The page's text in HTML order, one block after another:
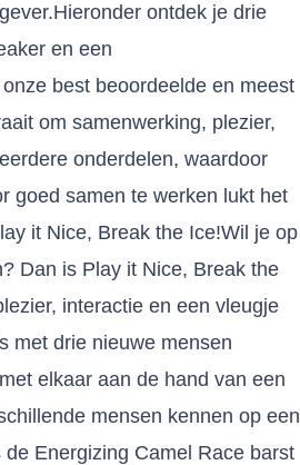
ontdek je drie
en een
best beoordeelde en meest
om samenwerking, plezier,
onderdelen, waardoor
goed samen te werken lukt het
it Nice, Break the Ice!Wil je op
Dan is Play it Nice, Break the
interactie en een vleugje
met drie nieuwe mensen
elkaar aan de hand van een
mensen kennen op een
Energizing Camel Race barst